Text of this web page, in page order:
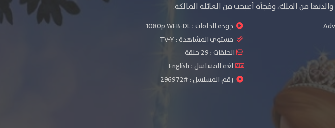
من الملك، وفجأة أصبحت من العائلة المالكة.
جودة الحلقات :1080p WEB-DL
مستوي المشاهدة :TV-Y
الحلقات : 29 حلقة
لغة المسلسل : English
رقم المسلسل : #296972